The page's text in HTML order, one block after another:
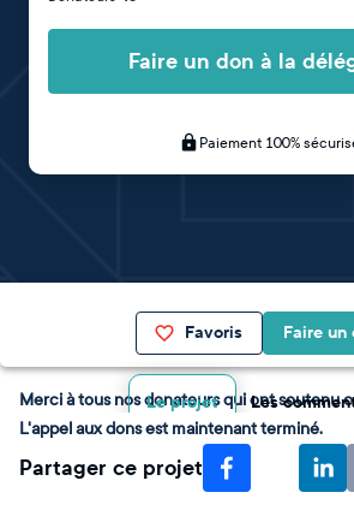
Faire un don à la
Paiement 100%
Favoris Faire un
Le projet Les
Merci à tous nos donateurs qui ont soutenu
L'appel aux dons est maintenant terminé.
Partager ce projet